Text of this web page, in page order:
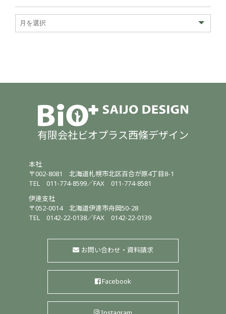
有限会社ビオプラス西條デザイン
本社
〒002-8081北海道札幌市北区百合が原4丁目8-1
TEL011-774-8599／FAX 011-774-8581
伊達支社
〒052-0014北海道伊達市舟岡50-28
TEL0142-22-0138／FAX 0142-22-0139
お問い合わせ・資料請求
Facebook